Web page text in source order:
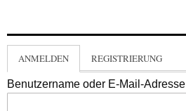
ANMELDEN REGISTRIERUNG
Benutzername oder E-Mail-Adresse